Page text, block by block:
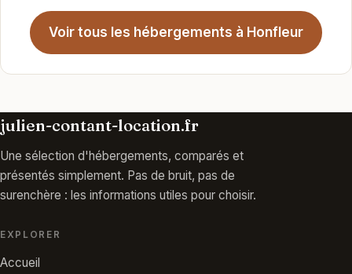
Voir tous les hébergements à Honfleur
julien-contant-location.fr
Une sélection d'hébergements, comparés et
présentés simplement. Pas de bruit, pas de
surenchère : les informations utiles pour choisir.
EXPLORER
Accueil